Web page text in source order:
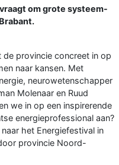
om grote systeem-
provincie concreet in op
naar kansen. Met
neurowetenschapper
Molenaar en Ruud
we in op een inspirerende
energieprofessional aan?
het Energiefestival in
provincie Noord-